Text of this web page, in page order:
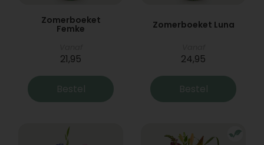
Zomerboeket
Femke
21,95
Bestel
Zomerboeket Luna
24,95
Bestel